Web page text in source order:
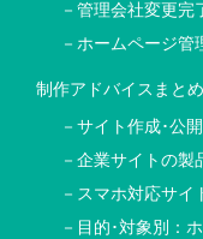
－管理会社変更完
－ホームページ管
制作アドバイスまと
－サイト作成･公
－企業サイトの製
－スマホ対応サイ
－目的･対象別：